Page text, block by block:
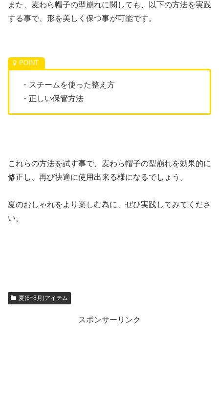
また、麦わら帽子の型崩れに関しても、以下の方法を実践
する事で、形を美しく保つ事が可能です。
・スチームを使った整え方
・正しい保管方法
これらの方法を試す事で、麦わら帽子の型崩れを効果的に
修正し、再び快適に使用出来る様になるでしょう。
夏のおしゃれをより楽しむ為に、ぜひ実践してみてくださ
い。
夏(6~8月)アイテム
スポンサーリンク